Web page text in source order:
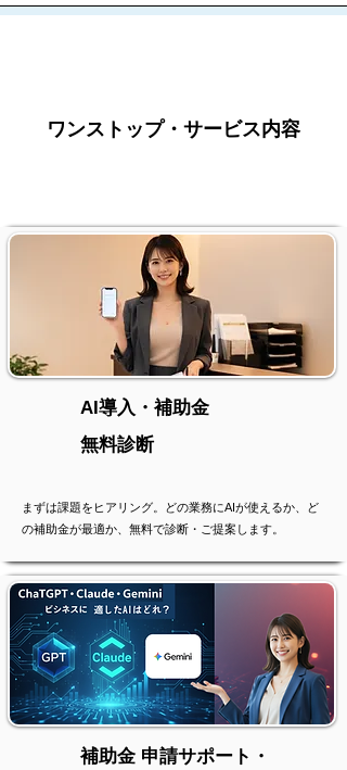
ワンストップ・サービス内容
AI導入・補助金
無料診断
まずは課題をヒアリング。どの業務にAIが使えるか、ど
の補助金が最適か、無料で診断・ご提案します。
補助金 申請サポート・